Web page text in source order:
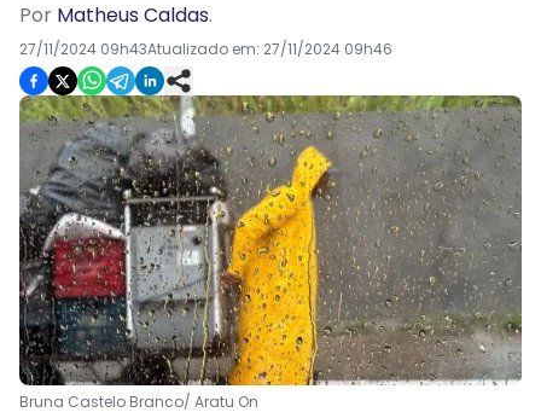
Por Matheus Caldas.
27/11/2024 09h43Atualizado em: 27/11/2024 09h46
Bruna Castelo Branco/ Aratu On